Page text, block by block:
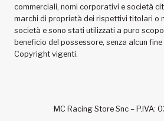
commerciali, nomi corporativi e società
marchi di proprietà dei rispettivi titolari o
società e sono stati utilizzati a puro
beneficio del possessore, senza alcun
Copyright vigenti.
MC Racing Store Snc – P.IVA: